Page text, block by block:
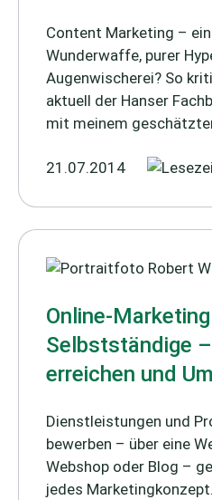
Content Marketing –
Wunderwaffe, purer
Augenwischerei? So
aktuell der Hanser
mit meinem
21.07.2014
Online-
Selbstständige
erreichen und
Dienstleistungen und
bewerben – über eine
Webshop oder Blog –
jedes